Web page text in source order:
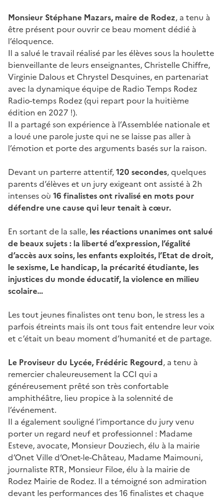
Monsieur Stéphane Mazars, maire de Rodez, a tenu à
être présent pour ouvrir ce beau moment dédié à
l’éloquence.
Il a salué le travail réalisé par les élèves sous la houlette
bienveillante de leurs enseignantes, Christelle Chiffre,
Virginie Dalous et Chrystel Desquines, en partenariat
avec la dynamique équipe de Radio Temps Rodez
Radio-temps Rodez (qui repart pour la huitième
édition en 2027 !).
Il a partagé son expérience à l’Assemblée nationale et
a loué une parole juste qui ne se laisse pas aller à
l’émotion et porte des arguments basés sur la raison.
Devant un parterre attentif,120 secondes, quelques
parents d’élèves et un jury exigeant ont assisté à 2h
intenses où 16 finalistes ont rivalisé en mots pour
défendre une cause qui leur tenait à cœur.
En sortant de la salle, les réactions unanimes ont salué
de beaux sujets : la liberté d’expression, l’égalité
d’accès aux soins, les enfants exploités, l’Etat de droit,
le sexisme, Le handicap, la précarité étudiante, les
injustices du monde éducatif, la violence en milieu
scolaire…
Les tout jeunes finalistes ont tenu bon, le stress les a
parfois étreints mais ils ont tous fait entendre leur voix
et c’était un beau moment d’humanité et de partage.
Le Proviseur du Lycée, Frédéric Regourd, a tenu à
remercier chaleureusement la CCI qui a
généreusement prêté son très confortable
amphithéâtre, lieu propice à la solennité de
l’événement.
Il a également souligné l’importance du jury venu
porter un regard neuf et professionnel : Madame
Esteve, avocate, Monsieur Douziech, élu à la mairie
d’Onet Ville d’Onet-le-Château, Madame Maimouni,
journaliste RTR, Monsieur Filoe, élu à la mairie de
Rodez Mairie de Rodez. Il a témoigné son admiration
devant les performances des 16 finalistes et chaque